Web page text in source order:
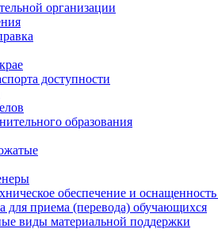
организации
доступности
образования
обеспечение и оснащенность
для приема (перевода) обучающихся
виды материальной поддержки